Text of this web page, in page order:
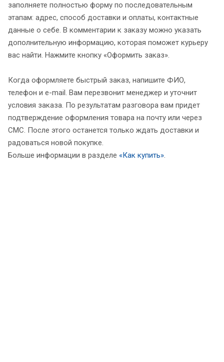
заполняете полностью форму по последовательным
этапам: адрес, способ доставки и оплаты, контактные
данные о себе. В комментарии к заказу можно указать
дополнительную информацию, которая поможет курьеру
вас найти. Нажмите кнопку «Оформить заказ».
Когда оформляете быстрый заказ, напишите ФИО,
телефон и e-mail. Вам перезвонит менеджер и уточнит
условия заказа. По результатам разговора вам придет
подтверждение оформления товара на почту или через
СМС. После этого останется только ждать доставки и
радоваться новой покупке.
Больше информации в разделе «Как купить».